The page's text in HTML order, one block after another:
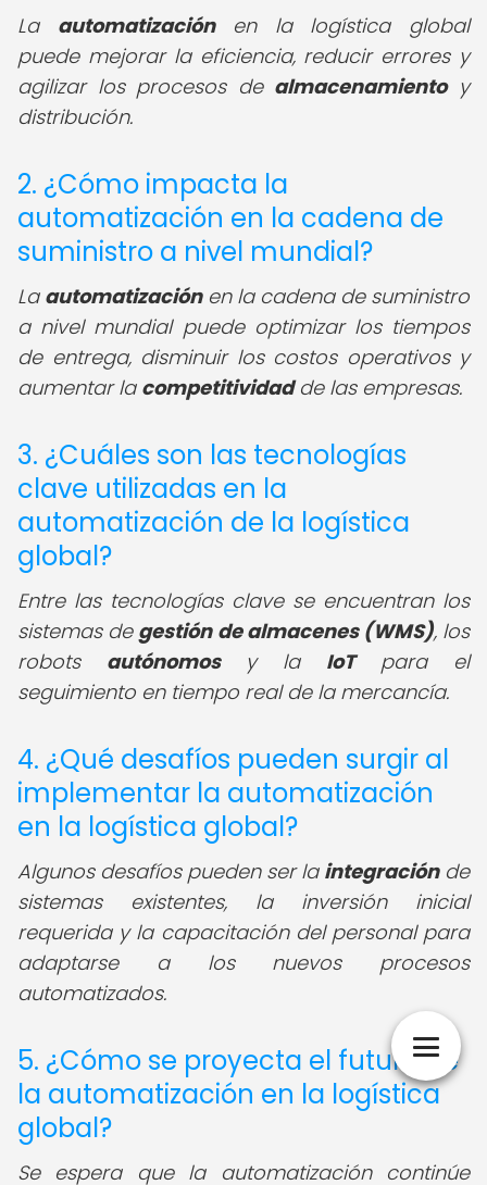
La automatizaciónen la logística global
puede mejorar la eficiencia, reducir errores y
agilizar los procesos de almacenamientoy
distribución.
2. ¿Cómo impacta la
automatización en la cadena de
suministro a nivel mundial?
La automatizaciónen la cadena de suministro
a nivel mundial puede optimizar los tiempos
de entrega, disminuir los costos operativos y
aumentar la competitividadde las empresas.
3. ¿Cuáles son las tecnologías
clave utilizadas en la
automatización de la logística
global?
Entre las tecnologías clave se encuentran los
sistemas de gestión de almacenes (WMS), los
robots autónomosy la IoTpara el
seguimiento en tiempo real de la mercancía.
4. ¿Qué desafíos pueden surgir al
implementar la automatización
en la logística global?
Algunos desafíos pueden ser la integraciónde
sistemas existentes, la inversión inicial
requerida y la capacitación del personal para
adaptarse a los nuevos procesos
automatizados.
5. ¿Cómo se proyecta el futuro de
la automatización en la logística
global?
Se espera que la automatización continúe